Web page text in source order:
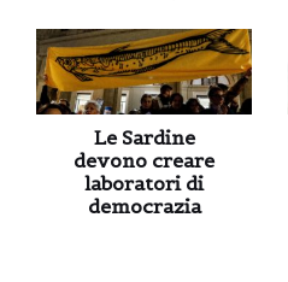
Le Sardine
devono creare
laboratori di
democrazia